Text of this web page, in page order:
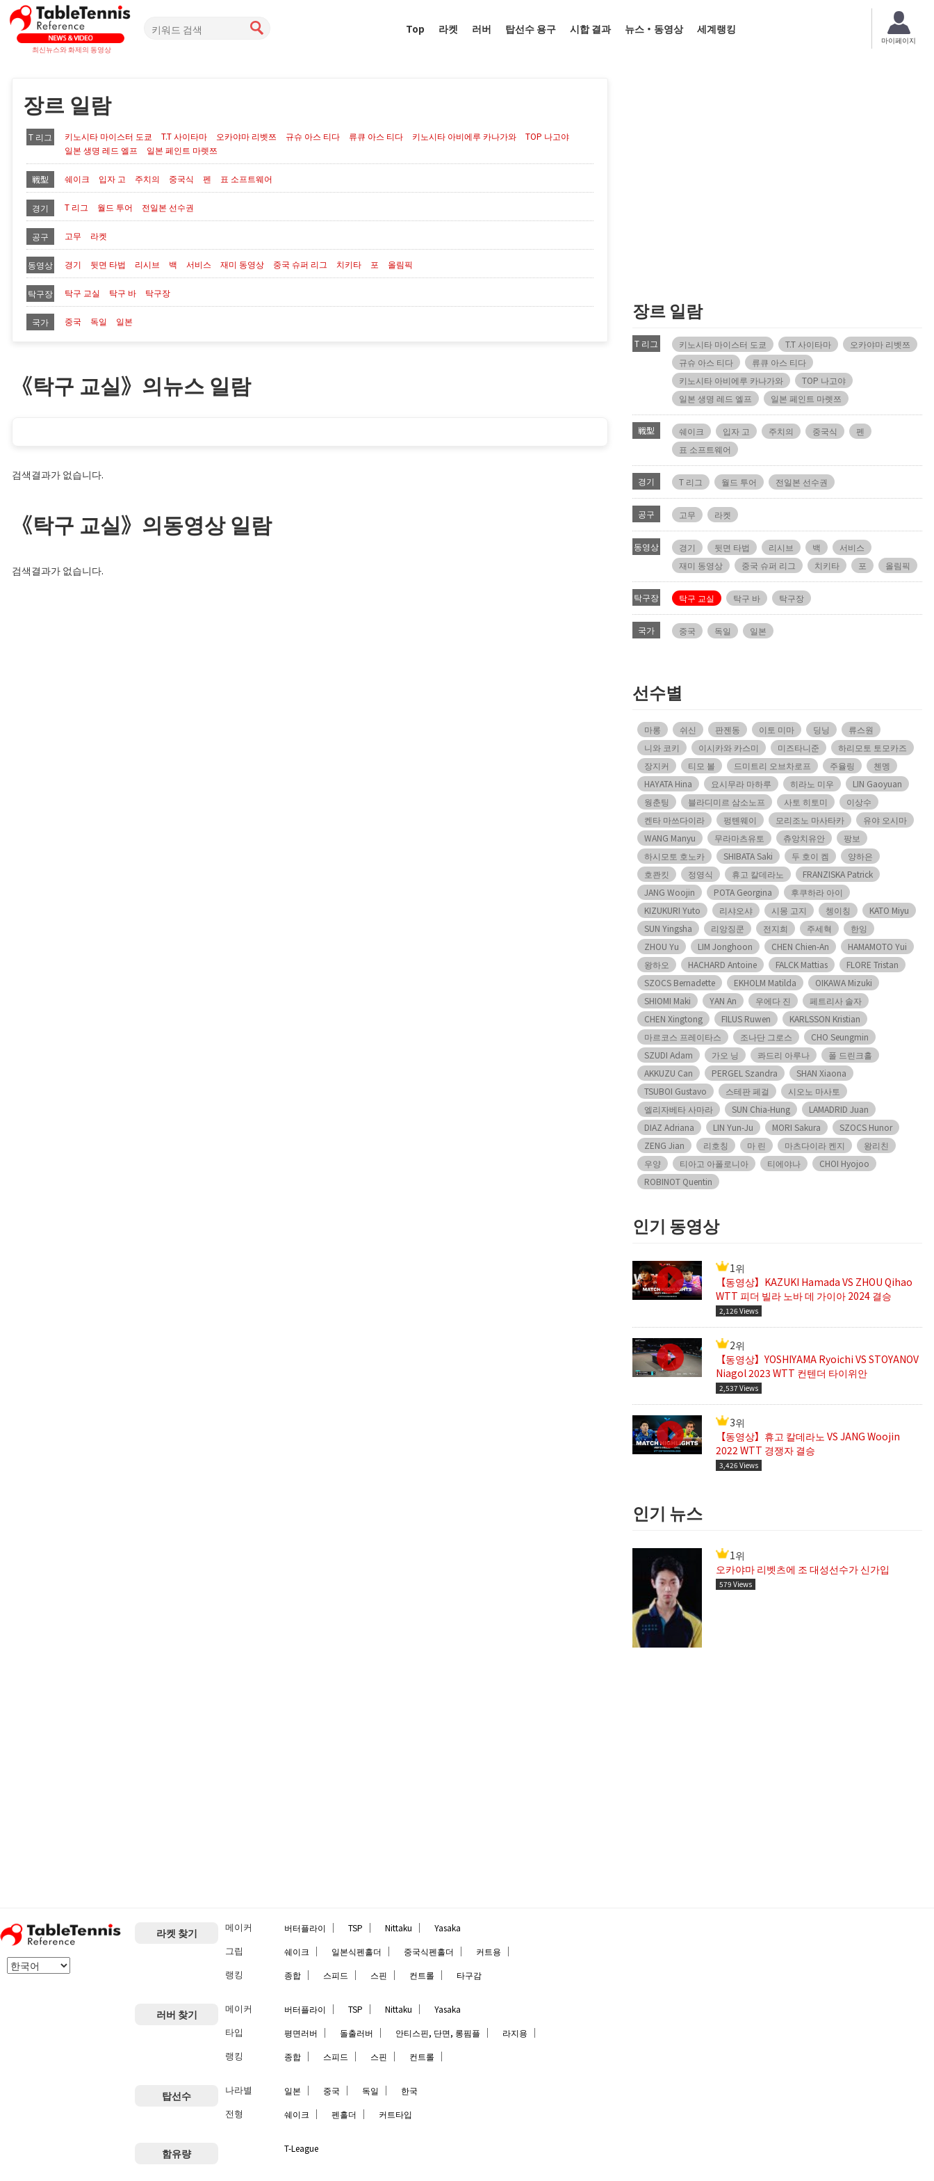
최신뉴스와 화제의 동영상
Top 라켓 러버 탑선수 용구 시합 결과 뉴스・동영상 세계랭킹
마이페이지
장르 일람
T 리그 키노시타 마이스터 도쿄 T.T 사이타마 오카야마 리벳쯔 규슈 아스 티다 류큐 아스 티다 키노시타 아비에루 카나가와
TOP 나고야
일본 생명 레드 엘프
일본 페인트 마렛쯔
戦型 쉐이크 입자 고 주치의 중국식 펜 표 소프트웨어
경기 T 리그 월드 투어 전일본 선수권
공구 고무 라켓
동영상 경기 뒷면 타법 리시브 백 서비스 재미 동영상 중국 슈퍼 리그 치키타 포 올림픽
탁구장 탁구 교실 탁구 바 탁구장
국가 중국 독일 일본
《탁구 교실》의뉴스 일람
검색결과가 없습니다.
《탁구 교실》의동영상 일람
검색결과가 없습니다.
장르 일람
T 리그 키노시타 마이스터 도쿄 T.T 사이타마
오카야마 리벳쯔
규슈 아스 티다
류큐 아스 티다
키노시타 아비에루 카나가와
TOP 나고야
일본 생명 레드 엘프
일본 페인트 마렛쯔
戦型 쉐이크 입자 고 주치의 중국식
펜
표 소프트웨어
경기 T 리그 월드 투어 전일본 선수권
공구 고무 라켓
동영상 경기 뒷면 타법 리시브 백
서비스
재미 동영상
중국 슈퍼 리그 치키타 포 올림픽
탁구장 탁구 교실 탁구 바 탁구장
국가 중국 독일 일본
선수별
마롱 쉬신 판젠동 이토 미마 딩닝
류스원
니와 코키
이시카와 카스미 미즈타니준
하리모토 토모카즈
장지커
티모 볼 드미트리 오브차로프 주율링
첸멩
HAYATA Hina
요시무라 마하루 히라노 미우
LIN Gaoyuan
웡춘팅
블라디미르 삼소노프 사토 히토미
이상수
켄타 마쓰다이라
펑톈웨이 모리조노 마사타카
유야 오시마
WANG Manyu
무라마츠유토 츄앙치유안
팡보
하시모토 호노카
SHIBATA Saki 두 호이 켐
양하은
호콴킷
정영식 휴고 칼데라노
FRANZISKA Patrick
JANG Woojin
POTA Georgina
후쿠하라 아이
KIZUKURI Yuto
리샤오샤 시몽 고지 쳉이칭
KATO Miyu
SUN Yingsha
리앙징쿤 전지희 주세혁
한잉
ZHOU Yu
LIM Jonghoon CHEN Chien-An
HAMAMOTO Yui
왕하오
HACHARD Antoine FALCK Mattias
FLORE Tristan
SZOCS Bernadette
EKHOLM Matilda
OIKAWA Mizuki
SHIOMI Maki
YAN An 우에다 진
페트리사 솔자
CHEN Xingtong
FILUS Ruwen
KARLSSON Kristian
마르코스 프레이타스
조나단 그로스
CHO Seungmin
SZUDI Adam
가오 닝 콰드리 아루나
폴 드린크홀
AKKUZU Can
PERGEL Szandra
SHAN Xiaona
TSUBOI Gustavo
스테판 페걸
시오노 마사토
엘리자베타 사마라
SUN Chia-Hung
LAMADRID Juan
DIAZ Adriana
LIN Yun-Ju MORI Sakura
SZOCS Hunor
ZENG Jian
리호칭 마 린 마츠다이라 켄지
왕리친
우양
티아고 아폴로니아 티에야나
CHOI Hyojoo
ROBINOT Quentin
인기 동영상
1위
【동영상】KAZUKI Hamada VS ZHOU Qihao
WTT 피더 빌라 노바 데 가이아 2024 결승
2,126 Views
2위
【동영상】YOSHIYAMA Ryoichi VS STOYANOV
Niagol 2023 WTT 컨텐더 타이위안
2,537 Views
3위
【동영상】휴고 칼데라노 VS JANG Woojin
2022 WTT 경쟁자 결승
3,426 Views
인기 뉴스
1위
오카야마 리벳츠에 조 대성선수가 신가입
579 Views
라켓 찾기 메이커 버터플라이 ｜ TSP ｜ Nittaku ｜ Yasaka
그립 쉐이크 ｜ 일본식펜홀더 ｜ 중국식펜홀더 ｜ 커트용 ｜
랭킹 종합 ｜ 스피드 ｜ 스핀 ｜ 컨트롤 ｜ 타구감
러버 찾기 메이커 버터플라이 ｜ TSP ｜ Nittaku ｜ Yasaka
타입 평면러버 ｜ 돌출러버 ｜ 안티스핀, 단면, 롱핌플 ｜ 라지용 ｜
랭킹 종합 ｜ 스피드 ｜ 스핀 ｜ 컨트롤 ｜
탑선수 나라별 일본 ｜ 중국 ｜ 독일 ｜ 한국
전형 쉐이크 ｜ 펜홀더 ｜ 커트타입
함유량 T-League